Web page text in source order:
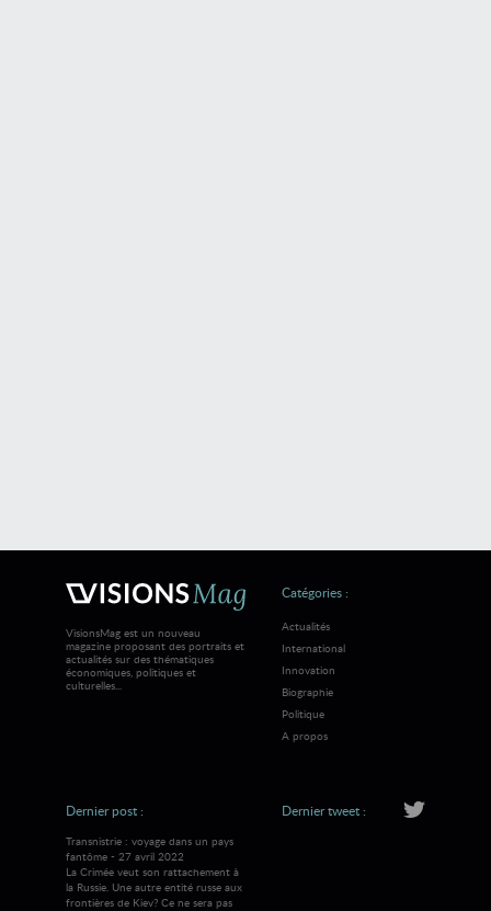
VisionsMag est un nouveau
magazine proposant des portraits et
actualités sur des thématiques
économiques, politiques et
culturelles...
Catégories :
Actualités
International
Innovation
Biographie
Politique
A propos
Dernier post :
Transnistrie : voyage dans un pays
fantôme - 27 avril 2022
La Crimée veut son rattachement à
la Russie. Une autre entité russe aux
frontières de Kiev? Ce ne sera pas
Dernier tweet :